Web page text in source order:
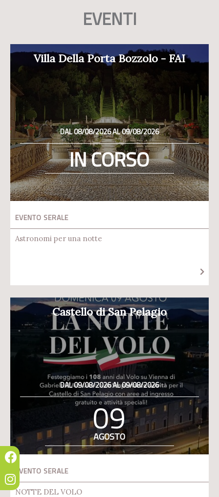
EVENTI
Villa Della Porta Bozzolo - FAI
DAL 08/08/2026 AL 09/08/2026
IN CORSO
EVENTO SERALE
Astronomi per una notte
Castello di San Pelagio
DAL 09/08/2026 AL 09/08/2026
09
AGOSTO
EVENTO SERALE
NOTTE DEL VOLO